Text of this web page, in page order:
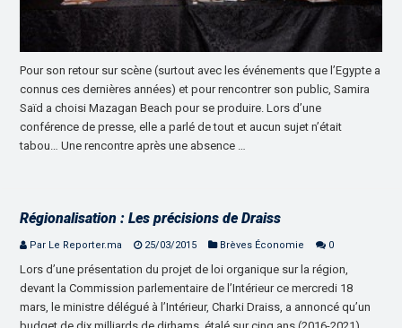
Pour son retour sur scène (surtout avec les événements que l’Egypte a
connus ces dernières années) et pour rencontrer son public, Samira
Saïd a choisi Mazagan Beach pour se produire. Lors d’une
conférence de presse, elle a parlé de tout et aucun sujet n’était
tabou… Une rencontre après une absence …
Régionalisation : Les précisions de Draiss
Par Le Reporter.ma 25/03/2015 Brèves Économie 0
Lors d’une présentation du projet de loi organique sur la région,
devant la Commission parlementaire de l’Intérieur ce mercredi 18
mars, le ministre délégué à l’Intérieur, Charki Draiss, a annoncé qu’un